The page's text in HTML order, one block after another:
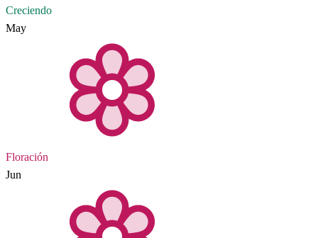
Creciendo
May
Floración
Jun